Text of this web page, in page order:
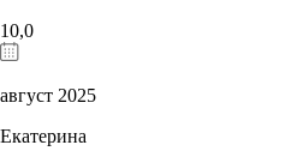
10,0
август 2025
Екатерина